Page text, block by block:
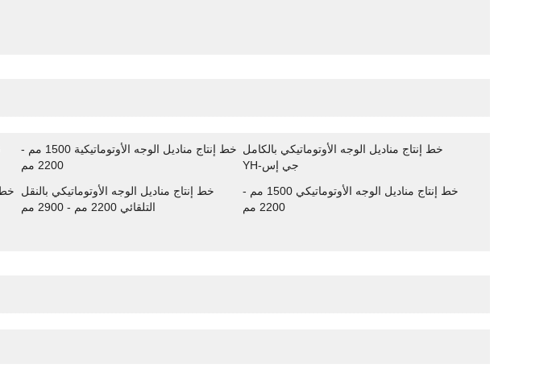
خط إنتاج مناديل الوجه الأوتوماتيكية 1500 مم -
2200 مم
خط إنتاج مناديل الوجه الأوتوماتيكي بالكامل
YH-جي إس
خط إنتاج مناديل الوجه الأوتوماتيكي بالنقل
التلقائي 2200 مم - 2900 مم
خط إنتاج مناديل الوجه الأوتوماتيكي 1500 مم -
2200 مم